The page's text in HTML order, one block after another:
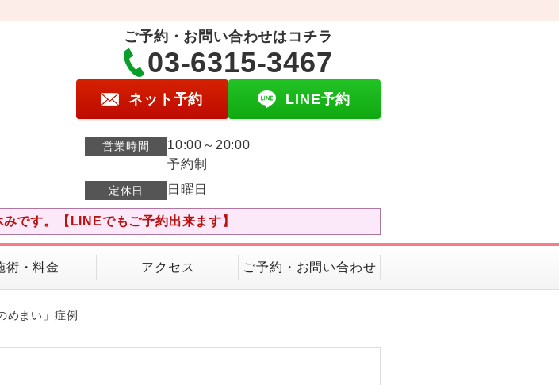
ご予約・お問い合わせはコチラ
03-6315-3467
ネット予約 LINE予約
営業時間
10:00～20:00
予約制
定休日 日曜日
です。【LINEでもご予約出来ます】
術・料金 アクセス ご予約・お問い合わせ
まい」症例